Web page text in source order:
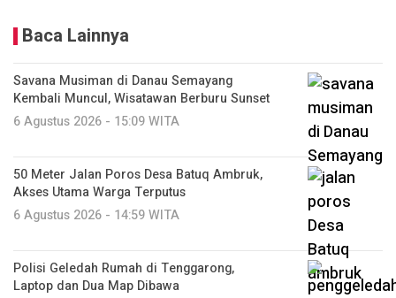
Baca Lainnya
Savana Musiman di Danau Semayang
Kembali Muncul, Wisatawan Berburu Sunset
6 Agustus 2026 - 15:09 WITA
50 Meter Jalan Poros Desa Batuq Ambruk,
Akses Utama Warga Terputus
6 Agustus 2026 - 14:59 WITA
Polisi Geledah Rumah di Tenggarong,
Laptop dan Dua Map Dibawa